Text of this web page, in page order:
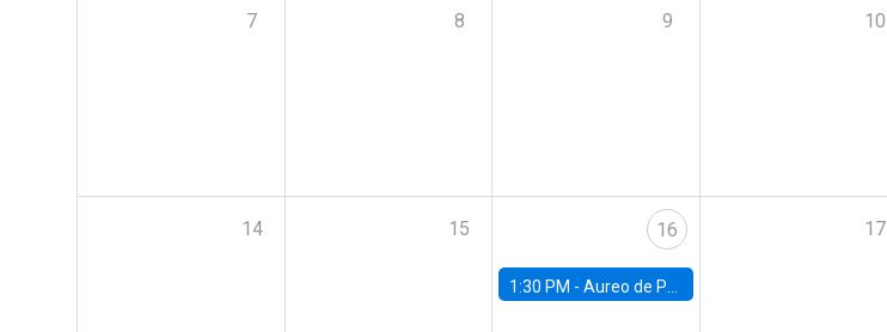
7 8 9 10
14 15 16
1:30 PM -Aureo de Paula, UCL
17